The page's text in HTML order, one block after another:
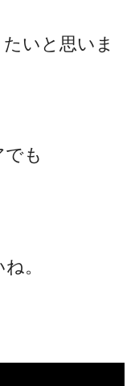
いと思いま
も
。